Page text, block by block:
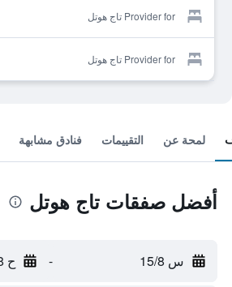
Provider for تاج هوتل
Provider for تاج هوتل
لمحة عن التقييمات فنادق مشابهة
أفضل صفقات تاج هوتل
س 15/8 - ح 16/8